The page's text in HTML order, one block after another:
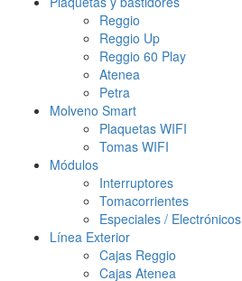
Reggio
Reggio Up
Reggio 60 Play
Atenea
Petra
Molveno Smart
Plaquetas WIFI
Tomas WIFI
Módulos
Interruptores
Tomacorrientes
Especiales / Electrónicos
Línea Exterior
Cajas Reggio
Cajas Atenea